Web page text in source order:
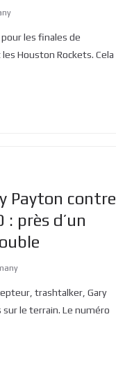
les finales de
Houston Rockets. Cela
Payton contre
près d’un
trashtalker, Gary
le terrain. Le numéro